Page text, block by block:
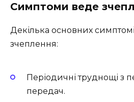
Симптоми веде
Декілька основних
зчеплення:
Періодичні труднощі з
передач.